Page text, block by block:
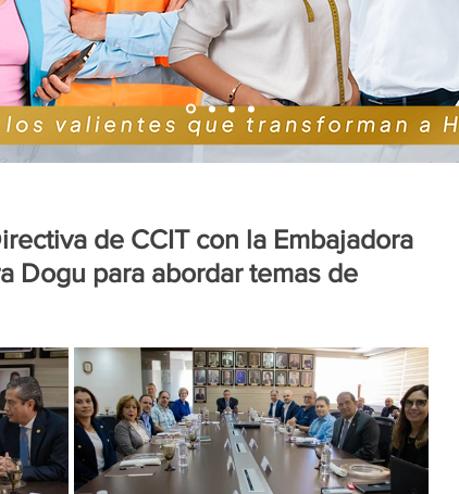
de CCIT con la Embajadora
Dogu para abordar temas de